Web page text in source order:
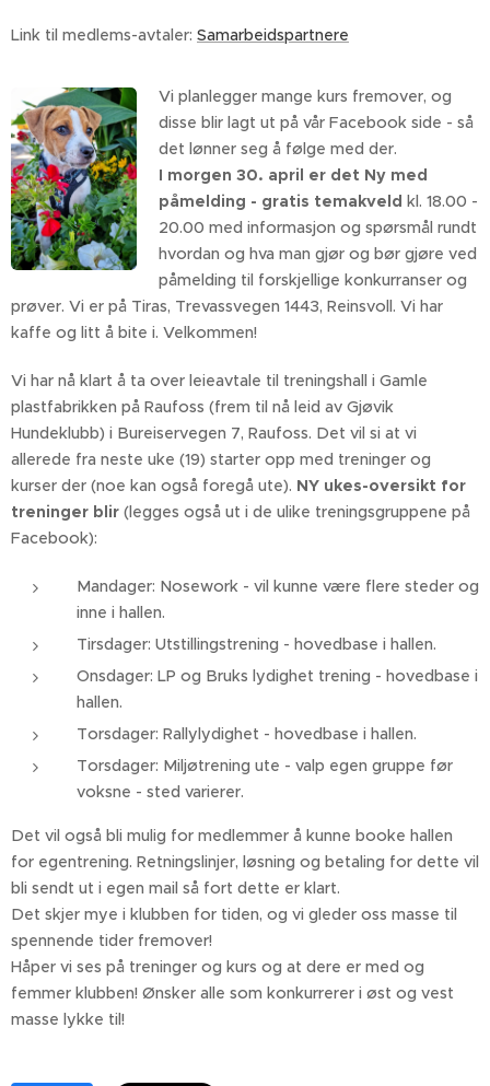
Link til medlems-avtaler: Samarbeidspartnere
Vi planlegger mange kurs fremover, og
disse blir lagt ut på vår Facebook side - så
det lønner seg å følge med der.
I morgen 30. april er det Ny med
påmelding - gratis temakveld kl. 18.00 -
20.00 med informasjon og spørsmål rundt
hvordan og hva man gjør og bør gjøre ved
påmelding til forskjellige konkurranser og
prøver. Vi er på Tiras, Trevassvegen 1443, Reinsvoll. Vi har
kaffe og litt å bite i. Velkommen!
Vi har nå klart å ta over leieavtale til treningshall i Gamle
plastfabrikken på Raufoss (frem til nå leid av Gjøvik
Hundeklubb) i Bureiservegen 7, Raufoss. Det vil si at vi
allerede fra neste uke (19) starter opp med treninger og
kurser der (noe kan også foregå ute). NY ukes-oversikt for
treninger blir (legges også ut i de ulike treningsgruppene på
Facebook):
Mandager: Nosework - vil kunne være flere steder og
inne i hallen.
Tirsdager: Utstillingstrening - hovedbase i hallen.
Onsdager: LP og Bruks lydighet trening - hovedbase i
hallen.
Torsdager: Rallylydighet - hovedbase i hallen.
Torsdager: Miljøtrening ute - valp egen gruppe før
voksne - sted varierer.
Det vil også bli mulig for medlemmer å kunne booke hallen
for egentrening. Retningslinjer, løsning og betaling for dette vil
bli sendt ut i egen mail så fort dette er klart.
Det skjer mye i klubben for tiden, og vi gleder oss masse til
spennende tider fremover!
Håper vi ses på treninger og kurs og at dere er med og
femmer klubben! Ønsker alle som konkurrerer i øst og vest
masse lykke til!